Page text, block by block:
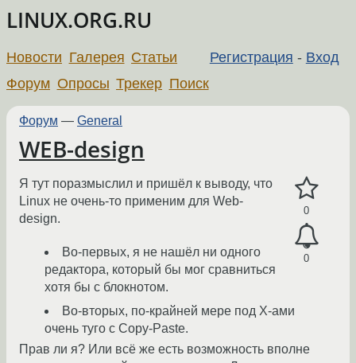
LINUX.ORG.RU
Регистрация - Вход
Новости Галерея Статьи
Форум Опросы Трекер Поиск
Форум — General
WEB-design
0
0
Я тут поразмыслил и пришёл к выводу, что
Linux не очень-то применим для Web-
design.
Во-первых, я не нашёл ни одного
редактора, который бы мог сравниться
хотя бы с блокнотом.
Во-вторых, по-крайней мере под X-ами
очень туго с Copy-Paste.
Прав ли я? Или всё же есть возможность вполне